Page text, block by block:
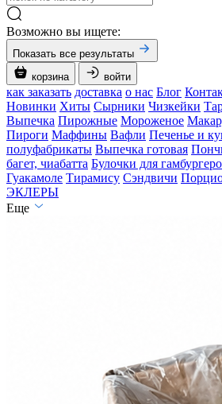
Возможно вы ищете:
Показать все результаты
корзина
войти
как заказать доставка о нас Блог
Новинки Хиты Сырники Чизкейки
Выпечка Пирожные Мороженое
Пироги Маффины Вафли Печенье и
полуфабрикаты Выпечка готовая
багет, чиабатта Булочки для
Гуакамоле Тирамису Сэндвичи
ЭКЛЕРЫ
Еще